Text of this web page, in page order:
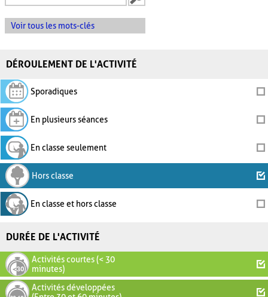
Voir tous les mots-clés
DÉROULEMENT DE L'ACTIVITÉ
Sporadiques
En plusieurs séances
En classe seulement
Hors classe
En classe et hors classe
DURÉE DE L'ACTIVITÉ
Activités courtes (< 30
minutes)
Activités développées